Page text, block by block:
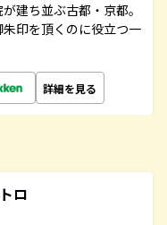
建ち並ぶ古都・京都。
印を頂くのに役立つ一
詳細を見る
ロ